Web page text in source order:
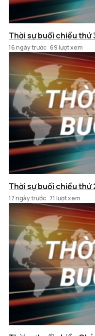
Thời sự buổi chiều thứ
16 ngày trước 69 lượt xem
Thời sự buổi chiều
17 ngày trước 71 lượt xem